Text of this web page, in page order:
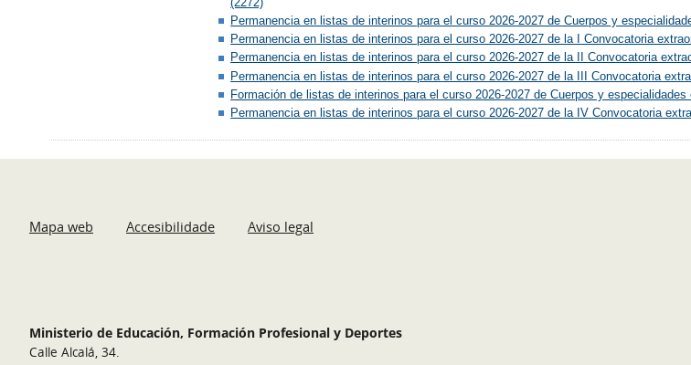
Permanencia en listas de interinos para el curso 2026-2027 de Cuerpos y
Permanencia en listas de interinos para el curso 2026-2027 de la I Convocatoria
Permanencia en listas de interinos para el curso 2026-2027 de la II Convocatoria
Permanencia en listas de interinos para el curso 2026-2027 de la III Convocatoria
Formación de listas de interinos para el curso 2026-2027 de Cuerpos y
Permanencia en listas de interinos para el curso 2026-2027 de la IV Convocatoria
Mapa web Accesibilidade Aviso legal
Ministerio de Educación, Formación Profesional y Deportes
Calle Alcalá, 34.